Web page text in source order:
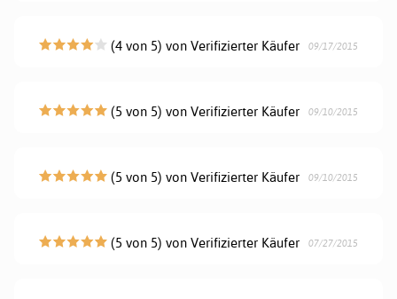
(4 von 5) von Verifizierter Käufer 09/17/2015
(5 von 5) von Verifizierter Käufer 09/10/2015
(5 von 5) von Verifizierter Käufer 09/10/2015
(5 von 5) von Verifizierter Käufer 07/27/2015